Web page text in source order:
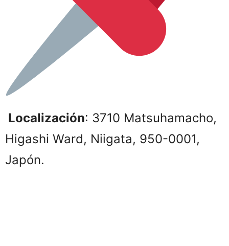
Localización: 3710 Matsuhamacho,
Higashi Ward, Niigata, 950-0001,
Japón.